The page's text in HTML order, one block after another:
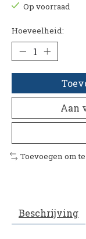
Op voorraad
Hoeveelheid:
Aan
Toevoegen om
Beschrijving